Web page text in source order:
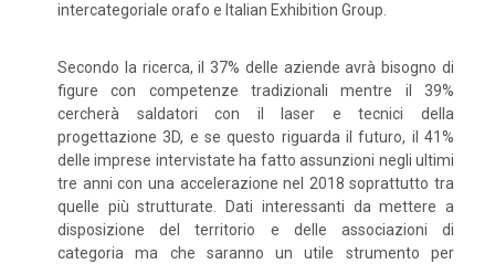
intercategoriale orafo e Italian Exhibition Group.
Secondo la ricerca, il 37% delle aziende avrà bisogno di
figure con competenze tradizionali mentre il 39%
cercherà saldatori con il laser e tecnici della
progettazione 3D, e se questo riguarda il futuro, il 41%
delle imprese intervistate ha fatto assunzioni negli ultimi
tre anni con una accelerazione nel 2018 soprattutto tra
quelle più strutturate. Dati interessanti da mettere a
disposizione del territorio e delle associazioni di
categoria ma che saranno un utile strumento per